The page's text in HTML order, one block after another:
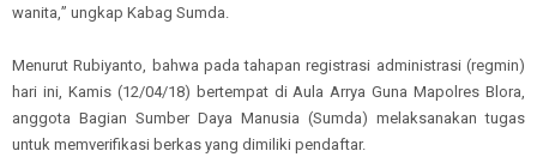
wanita ” ungkap Kabag Sumda
MenurutRubiyanto bahwa pada tahapan registrasi administrasi (regmin)
hari ini, Kamis (12/04/18) bertempat di Aula Arrya Guna Mapolres Blora
anggota Bagian Sumber Daya Manusia (Sumda) melaksanakan tugas
untuk memverifikasi berkas yang dimiliki pendaftar.